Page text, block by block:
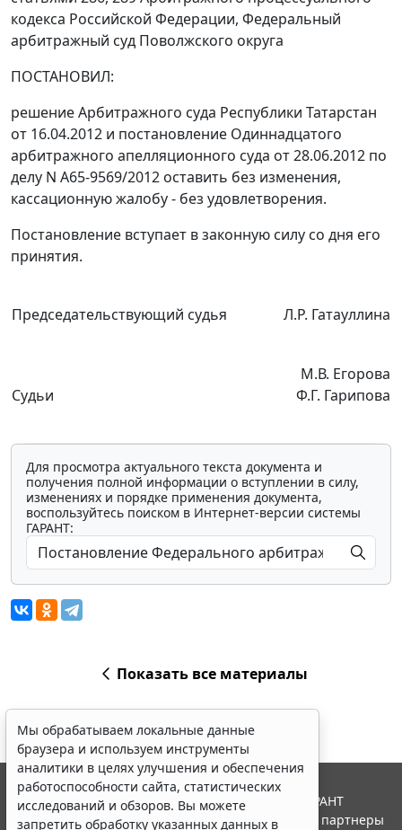
кодекса Российской Федерации, Федеральный
арбитражный суд Поволжского округа
ПОСТАНОВИЛ:
решениеАрбитражного суда Республики Татарстан
от 16.04.2012 и постановление Одиннадцатого
арбитражного апелляционного суда от 28.06.2012 по
делу N А65-9569/2012 оставить без изменения,
кассационную жалобу - без удовлетворения.
Постановление вступает в законную силу со дня его
принятия.
Председательствующий судья Л.Р. Гатауллина
Судьи
М.В. Егорова
Ф.Г. Гарипова
Для просмотра актуального текста документа и
получения полной информации о вступлении в силу,
изменениях и порядке применения документа,
воспользуйтесь поиском в Интернет-версии системы
ГАРАНТ:
Показать все материалы
Мы обрабатываем локальные данные
браузера и используем инструменты
аналитики в целях улучшения и обеспечения
работоспособности сайта, статистических
исследований и обзоров. Вы можете
запретить обработку указанных данных в
© ООО "НПП "ГАРАНТ-СЕРВИС", 2026. Система ГАРАНТ
выпускается с 1990 года. Компания "Гарант" и ее партнеры